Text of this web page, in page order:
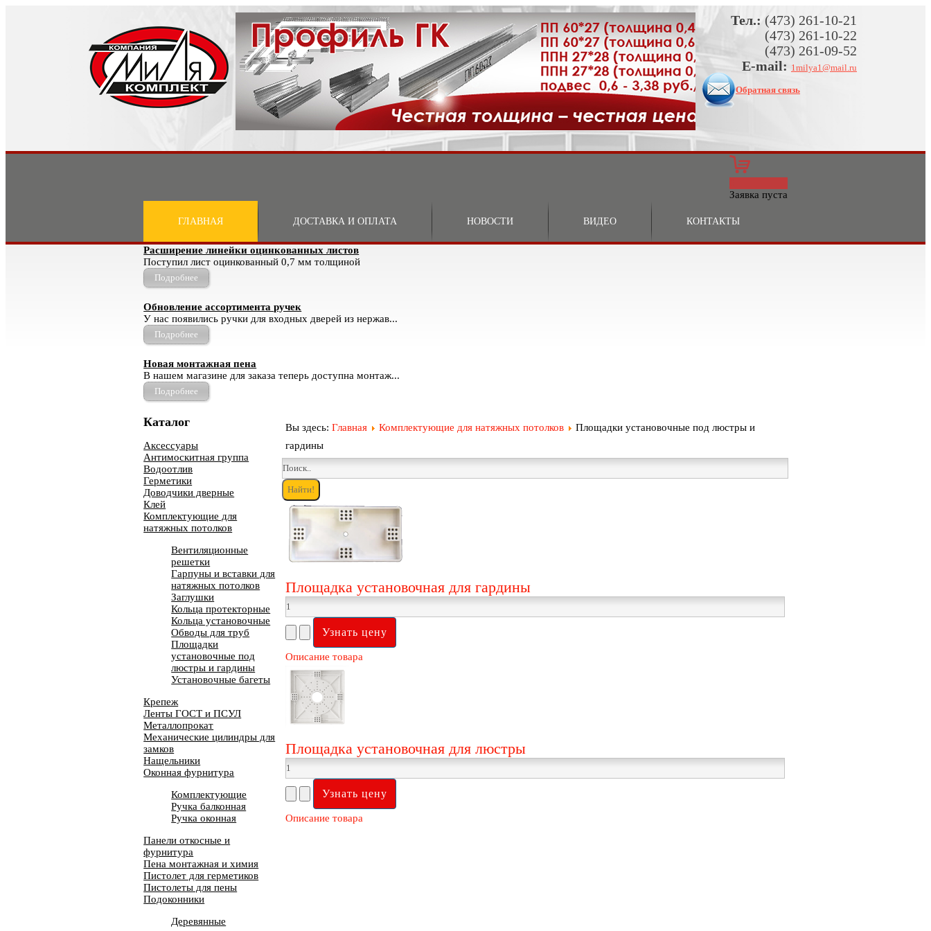
Тел.: (473) 261-10-21
(473) 261-10-22
(473) 261-09-52
E-mail: 1milya1@mail.ru
Обратная связь
Заявка пуста
ГЛАВНАЯ ДОСТАВКА И ОПЛАТА НОВОСТИ ВИДЕО КОНТАКТЫ
Расширение линейки оцинкованных листов
Поступил лист оцинкованный 0,7 мм толщиной
Подробнее
Обновление ассортимента ручек
У нас появились ручки для входных дверей из нержав...
Подробнее
Новая монтажная пена
В нашем магазине для заказа теперь доступна монтаж...
Подробнее
Каталог
Аксессуары
Антимоскитная группа
Водоотлив
Герметики
Доводчики дверные
Клей
Комплектующие для
натяжных потолков
Вентиляционные
решетки
Гарпуны и вставки для
натяжных потолков
Заглушки
Кольца протекторные
Кольца установочные
Обводы для труб
Площадки
установочные под
люстры и гардины
Установочные багеты
Крепеж
Ленты ГОСТ и ПСУЛ
Металлопрокат
Механические цилиндры для
замков
Нащельники
Оконная фурнитура
Комплектующие
Ручка балконная
Ручка оконная
Панели откосные и
фурнитура
Пена монтажная и химия
Пистолет для герметиков
Пистолеты для пены
Подоконники
Деревянные
Вы здесь:Главная Комплектующие для натяжных потолков
Площадки установочные под люстры и
гардины
Площадка установочная для гардины
Описание товара
Площадка установочная для люстры
Описание товара